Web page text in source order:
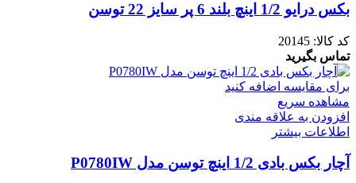
بکس درایو 1/2 اینچ بلند 6 پر سایز 22 توسن
کد کالا: 20145
تماس بگیرید
برای مقایسه اضافه کنید
مشاهده سریع
افزودن به علاقه مندی
اطلاعات بیشتر
آچار بکس بادی 1/2 اینچ توسن مدل P0780IW